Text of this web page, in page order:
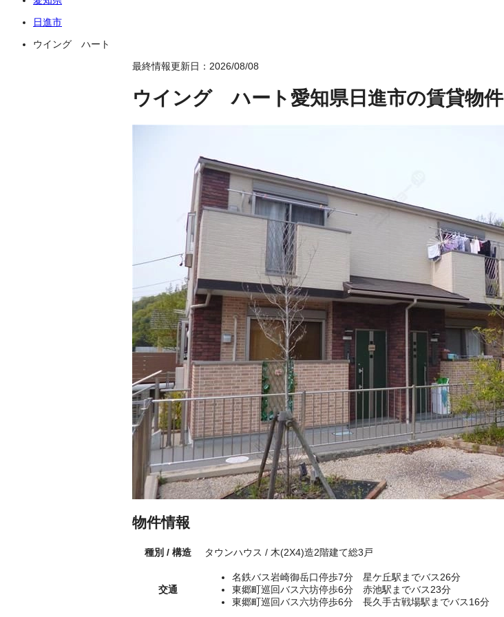
日進市
ウイング ハート
最終情報更新日：2026/08/08
ウイング ハート 愛知県日進市の賃貸物件
物件情報
種別 / 構造 タウンハウス / 木(2X4)造2階建て総3戸
交通
名鉄バス岩崎御岳口停歩7分 星ケ丘駅までバス26分
東郷町巡回バス六坊停歩6分 赤池駅までバス23分
東郷町巡回バス六坊停歩6分 長久手古戦場駅までバス16分